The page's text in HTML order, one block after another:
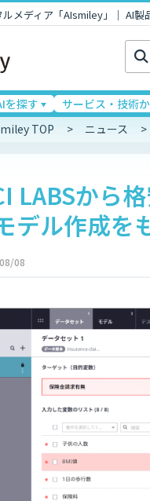
メディア「AIsmiley」｜ AI
検
索:
を探す サービス・技術
TOP ニュース
LABSから
デル作成を
08